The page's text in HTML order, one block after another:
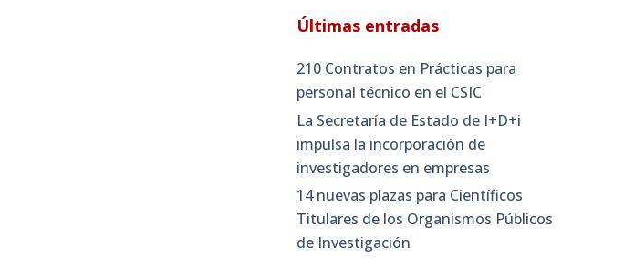
Últimas entradas
210 Contratos en Prácticas para
personal técnico en el CSIC
La Secretaría de Estado de I+D+i
impulsa la incorporación de
investigadores en empresas
14 nuevas plazas para Científicos
Titulares de los Organismos Públicos
de Investigación